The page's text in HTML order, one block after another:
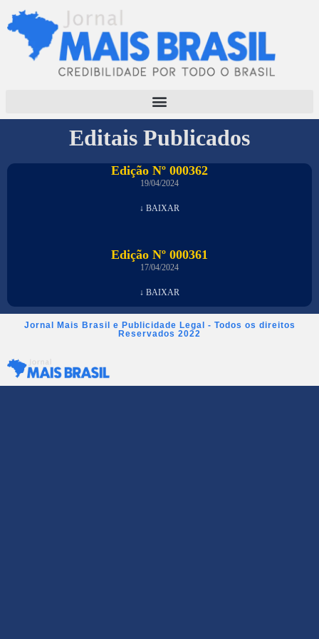
Editais Publicados
Edição Nº 000362
19/04/2024
↓ BAIXAR
Edição Nº 000361
17/04/2024
↓ BAIXAR
Jornal Mais Brasil e Publicidade Legal - Todos os direitos
Reservados 2022